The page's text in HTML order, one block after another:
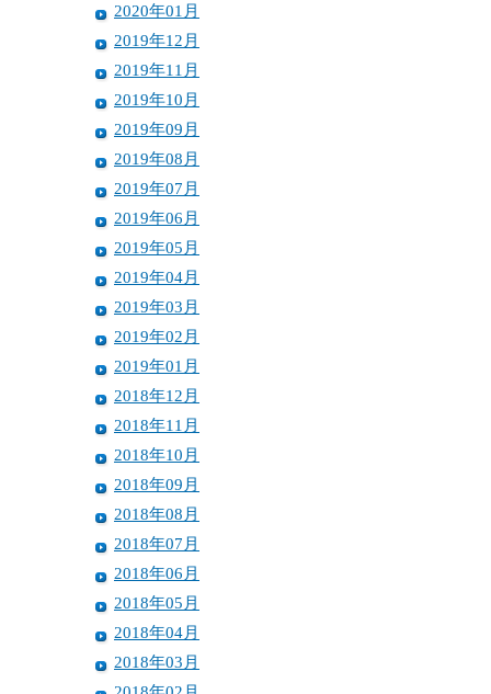
2020年01月
2019年12月
2019年11月
2019年10月
2019年09月
2019年08月
2019年07月
2019年06月
2019年05月
2019年04月
2019年03月
2019年02月
2019年01月
2018年12月
2018年11月
2018年10月
2018年09月
2018年08月
2018年07月
2018年06月
2018年05月
2018年04月
2018年03月